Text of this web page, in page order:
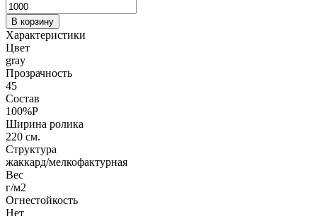
В корзину
Характеристики
Цвет
gray
Прозрачность
45
Состав
100%P
Ширина ролика
220 см.
Структура
жаккард/мелкофактурная
Вес
г/м2
Огнестойкость
Нет